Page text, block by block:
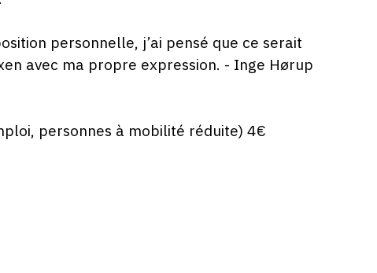
personnelle, j’ai pensé que ce serait
avec ma propre expression. - Inge Hørup
personnes à mobilité réduite) 4€